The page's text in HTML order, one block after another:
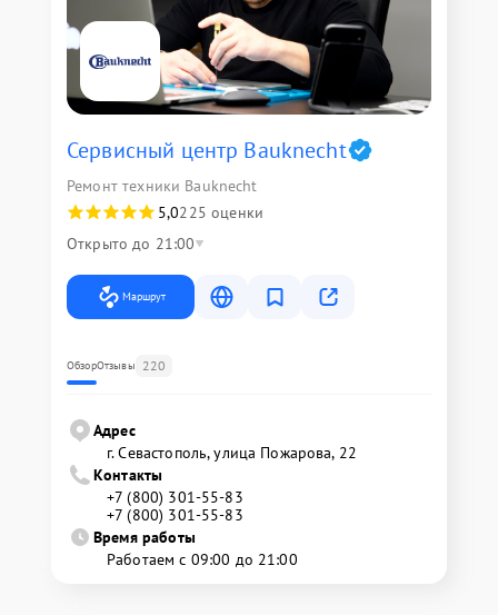
Сервисный центр Bauknecht
Ремонт техники Bauknecht
5,0225 оценки
Открыто до 21:00
Маршрут
ОбзорОтзывы 220
Адрес
г. Севастополь, улица Пожарова, 22
Контакты
+7 (800) 301-55-83
+7 (800) 301-55-83
Время работы
Работаем с 09:00 до 21:00